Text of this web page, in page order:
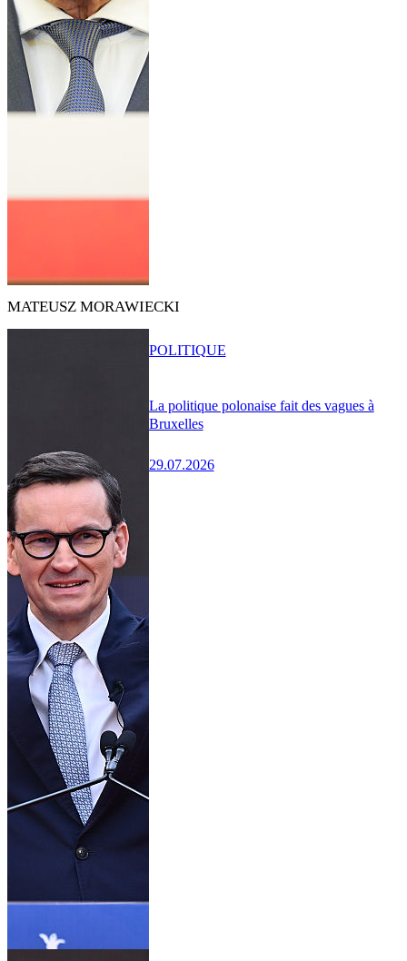
MATEUSZ MORAWIECKI
La politique polonaise fait des vagues à
Bruxelles
29.07.2026
POLITIQUE